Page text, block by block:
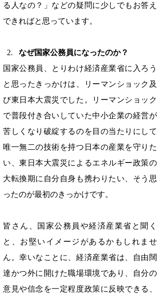
る人なの？」などの疑問に少しでもお答え
できればと思っています。
なぜ国家公務員になったのか？
国家公務員、とりわけ経済産業省に入ろう
と思ったきっかけは、リーマンショック及
び東日本大震災でした。リーマンショック
で普段付き合いしていた中小企業の経営が
苦しくなり破綻するのを目の当たりにして
唯一無二の技術を持つ日本の産業を守りた
い、東日本大震災によるエネルギー政策の
大転換期に自分自身も携わりたい、そう思
ったのが最初のきっかけです。
皆さん、国家公務員や経済産業省と聞く
と、お堅いイメージがあるかもしれませ
ん。幸いなことに、経済産業省は、自由闊
達かつ外に開けた職場環境であり、自分の
意見や信念を一定程度政策に反映できる、